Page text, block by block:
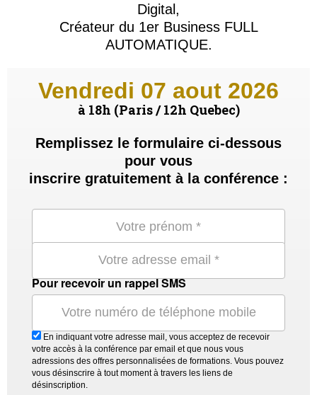
Digital,
Créateur du 1er Business FULL
AUTOMATIQUE.
Vendredi 07 aout 2026
à 18h (Paris / 12h Quebec)
Remplissez le formulaire ci-dessous
pour vous
inscrire gratuitement à la conférence :
Pour recevoir un rappel SMS
En indiquant votre adresse mail, vous acceptez de recevoir
votre accès à la conférence par email et que nous vous
adressions des offres personnalisées de formations. Vous pouvez
vous désinscrire à tout moment à travers les liens de
désinscription.